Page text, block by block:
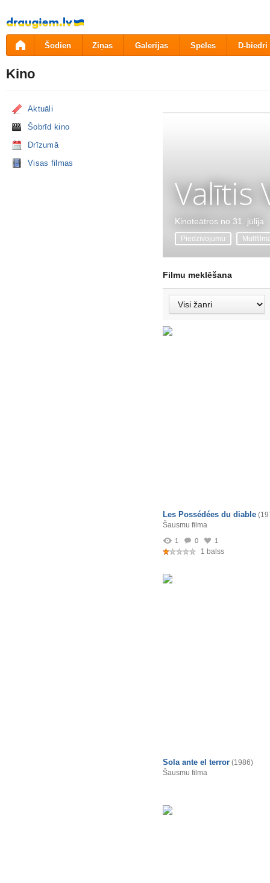
Pāriet
uz
saturu
Šodien Ziņas Galerijas Spēles D-biedri
Kino
Aktuāli
Šobrīd kino
Drīzumā
Visas filmas
Valītis
Kinoteātros no 31. jūlija
Piedzīvojumu
Filmu meklēšana
Les Possédées du diable
Šausmu filma
1 0 1
1 balss
Sola ante el terror (1986)
Šausmu filma